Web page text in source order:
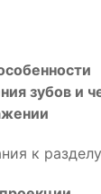
зубов и
к